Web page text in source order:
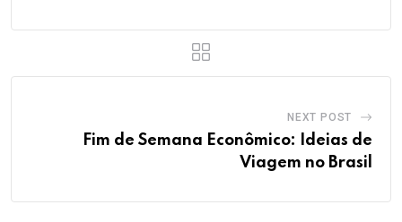
NEXT POST
Fim de Semana Econômico: Ideias de
Viagem no Brasil